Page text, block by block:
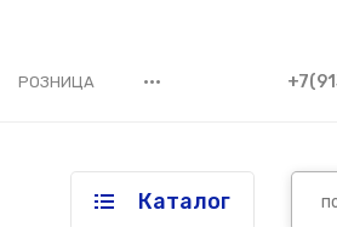
РОЗНИЦА •••
Каталог